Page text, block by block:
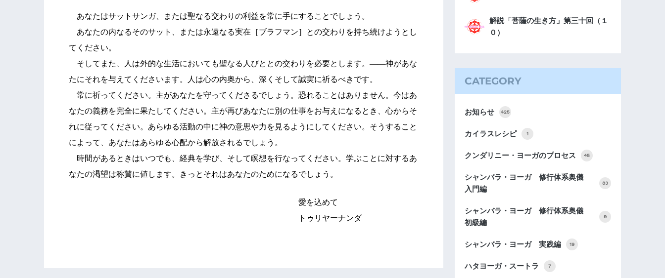
あなたはサットサンガ、または聖なる交わりの利益を常に手にすることでしょう。
あなたの内なるそのサット、または永遠なる実在［ブラフマン］との交わりを持ち続けようとし
てください。
そしてまた、人は外的な生活においても聖なる人びととの交わりを必要とします。――神があな
たにそれを与えてくださいます。人は心の内奥から、深くそして誠実に祈るべきです。
常に祈ってください。主があなたを守ってくださるでしょう。恐れることはありません。今はあ
なたの義務を完全に果たしてください。主が再びあなたに別の仕事をお与えになるとき、心からそ
れに従ってください。あらゆる活動の中に神の意思や力を見るようにしてください。そうすること
によって、あなたはあらゆる心配から解放されるでしょう。
時間があるときはいつでも、経典を学び、そして瞑想を行なってください。学ぶことに対するあ
なたの渇望は称賛に値します。きっとそれはあなたのためになるでしょう。
愛を込めて
トゥリヤーナンダ
解説「菩薩の生き方」第三十回（１
０）
CATEGORY
お知らせ 425
カイラスレシピ 1
クンダリニー・ヨーガのプロセス 45
シャンバラ・ヨーガ 修行体系奥儀
入門編
83
シャンバラ・ヨーガ 修行体系奥儀
初級編
9
シャンバラ・ヨーガ 実践編 19
ハタヨーガ・スートラ 7